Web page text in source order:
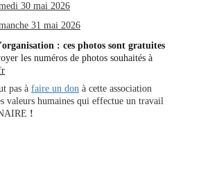
30 mai 2026
31 mai 2026
: ces photos sont gratuites
les numéros de photos souhaités à
pas à faire un don à cette association
valeurs humaines qui effectue un travail
!